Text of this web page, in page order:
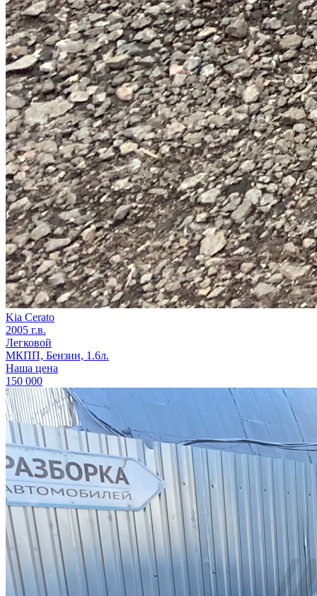
Kia Cerato
2005 г.в.
Легковой
МКПП, Бензин, 1.6л.
Наша цена
150 000